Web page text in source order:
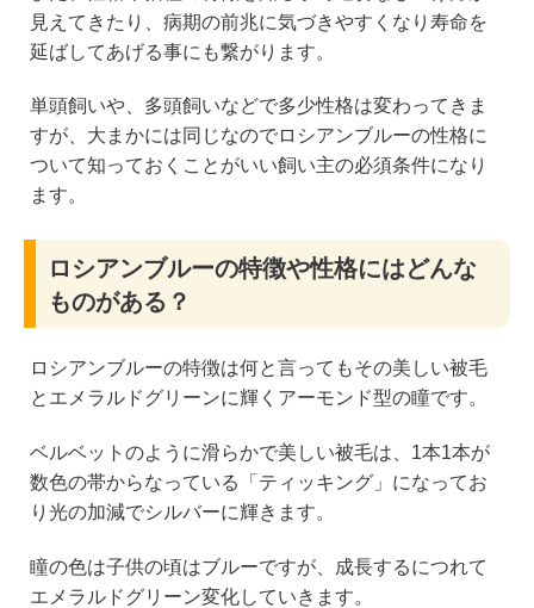
見えてきたり、病期の前兆に気づきやすくなり寿命を
延ばしてあげる事にも繋がります。
単頭飼いや、多頭飼いなどで多少性格は変わってきま
すが、大まかには同じなのでロシアンブルーの性格に
ついて知っておくことがいい飼い主の必須条件になり
ます。
ロシアンブルーの特徴や性格にはどんな
ものがある？
ロシアンブルーの特徴は何と言ってもその美しい被毛
とエメラルドグリーンに輝くアーモンド型の瞳です。
ベルベットのように滑らかで美しい被毛は、1本1本が
数色の帯からなっている「ティッキング」になってお
り光の加減でシルバーに輝きます。
瞳の色は子供の頃はブルーですが、成長するにつれて
エメラルドグリーン変化していきます。